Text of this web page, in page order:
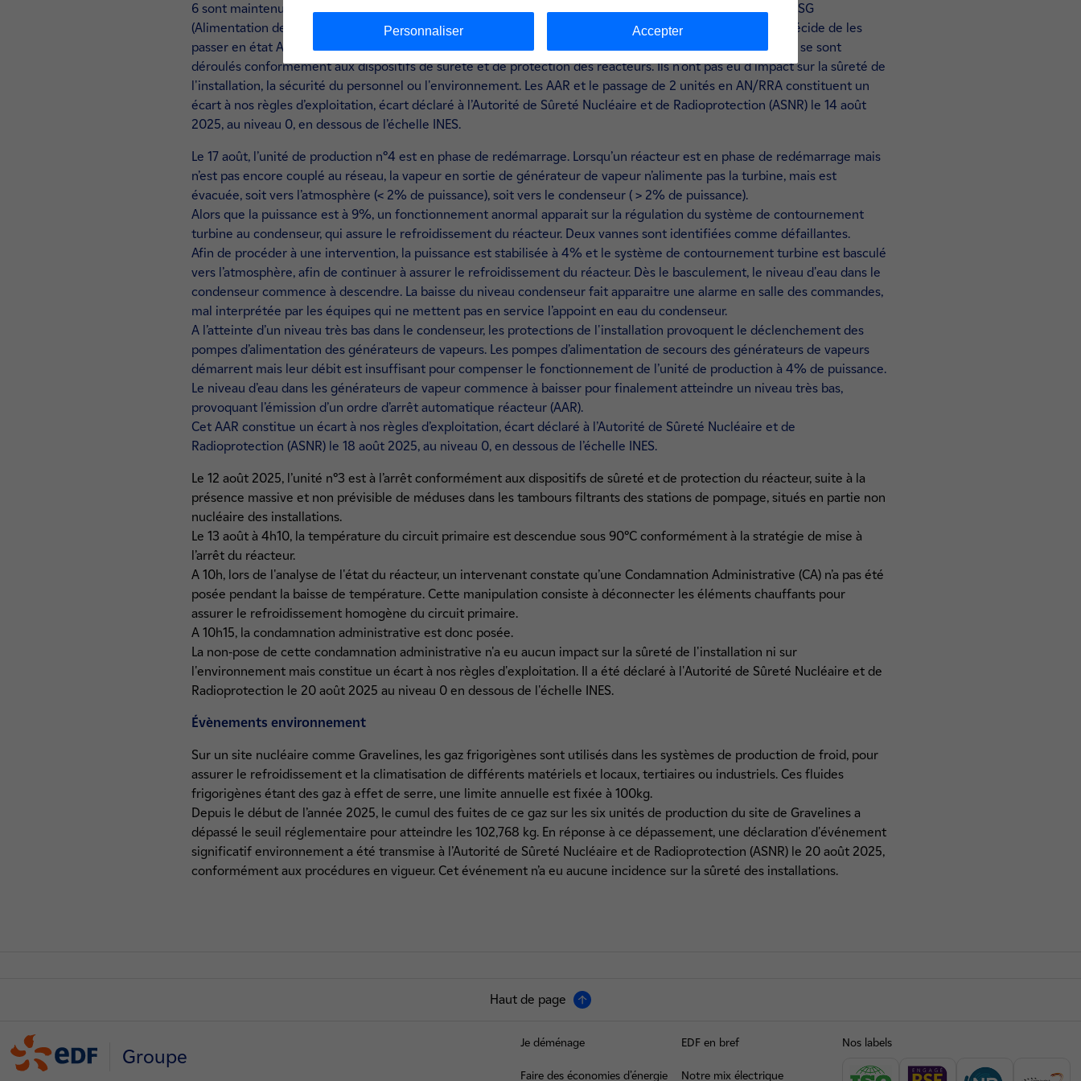
6 sont maintenues en l’état d’AN/GV (Arrêt Normal sur Générateur de Vapeur), les niveaux des réservoirs ASG
(Alimentation de Secours des Générateurs de vapeur) des unités 3 et 4 étant trop bas, l’équipe conduite décide de les
passer en état AN/RRA (Arrêt Normal sur circuit de Refroidissement du Réacteur à l'Arrêt RRA). Ces 4 AAR se sont
déroulés conformément aux dispositifs de sûreté et de protection des réacteurs. Ils n'ont pas eu d'impact sur la sûreté de
l'installation, la sécurité du personnel ou l'environnement. Les AAR et le passage de 2 unités en AN/RRA constituent un
écart à nos règles d’exploitation, écart déclaré à l’Autorité de Sûreté Nucléaire et de Radioprotection (ASNR) le 14 août
2025, au niveau 0, en dessous de l’échelle INES.
Le 17 août, l’unité de production n°4 est en phase de redémarrage. Lorsqu’un réacteur est en phase de redémarrage mais
n’est pas encore couplé au réseau, la vapeur en sortie de générateur de vapeur n’alimente pas la turbine, mais est
évacuée, soit vers l’atmosphère (< 2% de puissance), soit vers le condenseur ( > 2% de puissance).
Alors que la puissance est à 9%, un fonctionnement anormal apparait sur la régulation du système de contournement
turbine au condenseur, qui assure le refroidissement du réacteur. Deux vannes sont identifiées comme défaillantes.
Afin de procéder à une intervention, la puissance est stabilisée à 4% et le système de contournement turbine est basculé
vers l’atmosphère, afin de continuer à assurer le refroidissement du réacteur. Dès le basculement, le niveau d'eau dans le
condenseur commence à descendre. La baisse du niveau condenseur fait apparaitre une alarme en salle des commandes,
mal interprétée par les équipes qui ne mettent pas en service l’appoint en eau du condenseur.
A l’atteinte d’un niveau très bas dans le condenseur, les protections de l'installation provoquent le déclenchement des
pompes d’alimentation des générateurs de vapeurs. Les pompes d’alimentation de secours des générateurs de vapeurs
démarrent mais leur débit est insuffisant pour compenser le fonctionnement de l’unité de production à 4% de puissance.
Le niveau d’eau dans les générateurs de vapeur commence à baisser pour finalement atteindre un niveau très bas,
provoquant l’émission d’un ordre d’arrêt automatique réacteur (AAR).
Cet AAR constitue un écart à nos règles d’exploitation, écart déclaré à l’Autorité de Sûreté Nucléaire et de
Radioprotection (ASNR) le 18 août 2025, au niveau 0, en dessous de l’échelle INES.
Le 12 août 2025, l’unité n°3 est à l’arrêt conformément aux dispositifs de sûreté et de protection du réacteur, suite à la
présence massive et non prévisible de méduses dans les tambours filtrants des stations de pompage, situés en partie non
nucléaire des installations.
Le 13 août à 4h10, la température du circuit primaire est descendue sous 90°C conformément à la stratégie de mise à
l’arrêt du réacteur.
A 10h, lors de l'analyse de l'état du réacteur, un intervenant constate qu’une Condamnation Administrative (CA) n’a pas été
posée pendant la baisse de température. Cette manipulation consiste à déconnecter les éléments chauffants pour
assurer le refroidissement homogène du circuit primaire.
A 10h15, la condamnation administrative est donc posée.
La non-pose de cette condamnation administrative n'a eu aucun impact sur la sûreté de l'installation ni sur
l'environnement mais constitue un écart à nos règles d'exploitation. Il a été déclaré à l'Autorité de Sûreté Nucléaire et de
Radioprotection le 20 août 2025 au niveau 0 en dessous de l'échelle INES.
Évènements environnement
Sur un site nucléaire comme Gravelines, les gaz frigorigènes sont utilisés dans les systèmes de production de froid, pour
assurer le refroidissement et la climatisation de différents matériels et locaux, tertiaires ou industriels. Ces fluides
frigorigènes étant des gaz à effet de serre, une limite annuelle est fixée à 100kg.
Depuis le début de l’année 2025, le cumul des fuites de ce gaz sur les six unités de production du site de Gravelines a
dépassé le seuil réglementaire pour atteindre les 102,768 kg. En réponse à ce dépassement, une déclaration d'événement
significatif environnement a été transmise à l’Autorité de Sûreté Nucléaire et de Radioprotection (ASNR) le 20 août 2025,
conformément aux procédures en vigueur. Cet événement n’a eu aucune incidence sur la sûreté des installations.
Haut de page
Groupe
Je déménage
Faire des économies d’énergie
EDF en bref
Notre mix électrique
Nos labels
Personnaliser Accepter